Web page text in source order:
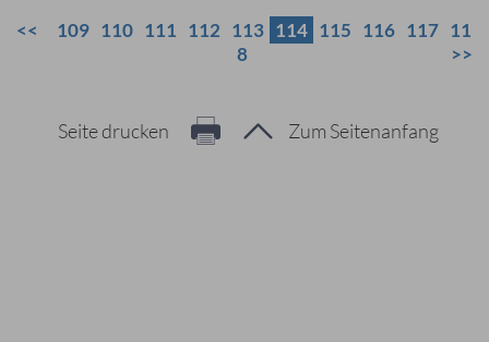
109 110 111 112 113 114 115 116 117 11
8
Zum Seitenanfang
Seite drucken